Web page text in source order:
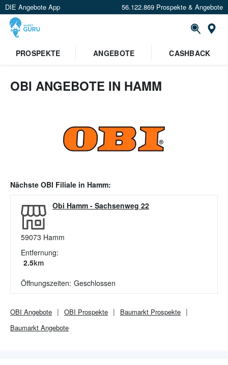
DIE Angebote App 56.122.869 Prospekte & Angebote
PROSPEKTE
ANGEBOTE CASHBACK
OBI ANGEBOTE IN HAMM
Nächste OBI Filiale in Hamm:
Obi Hamm - Sachsenweg 22
59073 Hamm
Entfernung:
2.5km
Öffnungszeiten: Geschlossen
OBI Angebote OBI Prospekte Baumarkt Prospekte
Baumarkt Angebote